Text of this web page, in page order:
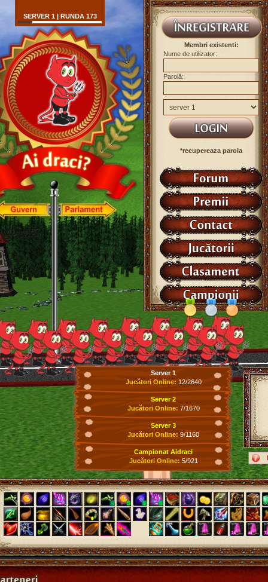
SERVER 1 | RUNDA 173
Membri existenti:
Nume de utilizator:
Parolă:
*recupereaza parola
Server 1
Jucători Online: 12/2640
Server 2
Jucători Online: 7/1670
Server 3
Jucători Online: 9/1160
Campionat Aidraci
Jucători Online: 5/921